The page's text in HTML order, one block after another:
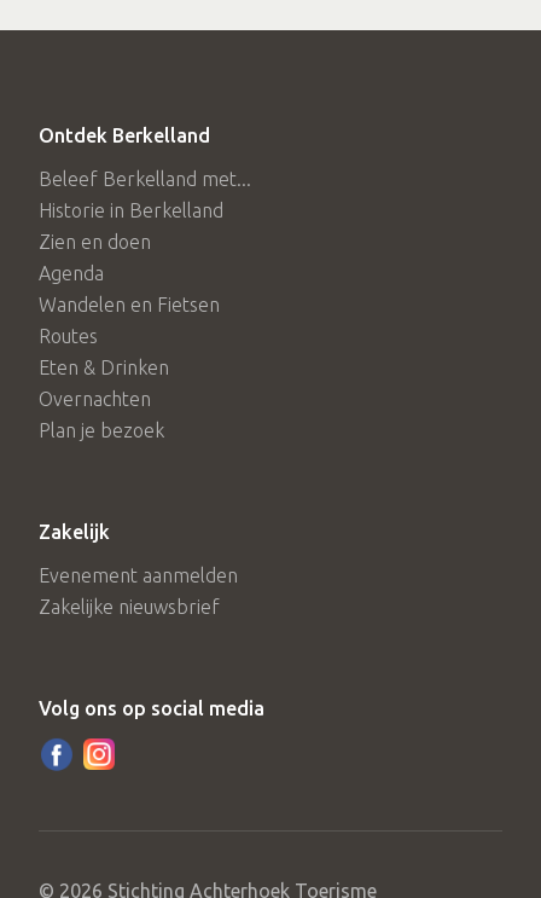
Ontdek Berkelland
Beleef Berkelland met...
Historie in Berkelland
Zien en doen
Agenda
Wandelen en Fietsen
Routes
Eten & Drinken
Overnachten
Plan je bezoek
Zakelijk
Evenement aanmelden
Zakelijke nieuwsbrief
Volg ons op social media
© 2026 Stichting Achterhoek Toerisme